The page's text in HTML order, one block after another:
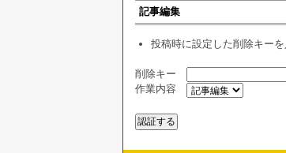
記事編集
投稿時に設定した削除キーを
削除キー
作業内容